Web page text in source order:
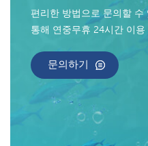
편리한 방법으로 문의할 수
통해 연중무휴 24시간 이용
문의하기